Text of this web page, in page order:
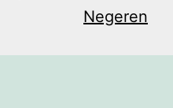
Negeren